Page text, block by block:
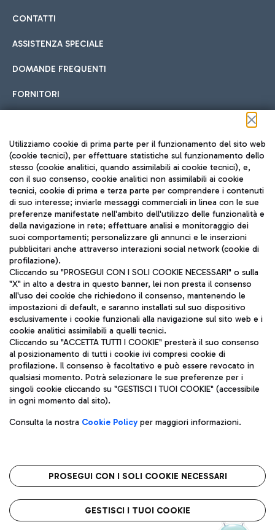
CONTATTI
ASSISTENZA SPECIALE
DOMANDE FREQUENTI
FORNITORI
Seguici sui social
TRAVEL JOURNAL
ITA
Aeroporti di Roma S.p.A. - Società soggetta a direzione e
coordinamento di Mundys S.p.A.
Codice fiscale e Registro delle Imprese di Roma 13032990155 P.
IVA 06572251004
Capitale sociale 62.224.743,00 int. vers.
Sede legale: Via Pier Paolo Racchetti 1 - 00054 Fiumicino (RM)
telefono +39 06 65951
Privacy policy
Note legali
Roma FCO
L'aeroporto stellato
Utilizziamo cookie di prima parte per il funzionamento del sito web
(cookie tecnici), per effettuare statistiche sul funzionamento dello
stesso (cookie analitici, quando assimilabili ai cookie tecnici), e,
con il suo consenso, cookie analitici non assimilabili ai cookie
tecnici, cookie di prima e terza parte per comprendere i contenuti
di suo interesse; inviarle messaggi commerciali in linea con le sue
preferenze manifestate nell'ambito dell'utilizzo delle funzionalità e
della navigazione in rete; effettuare analisi e monitoraggio dei
suoi comportamenti; personalizzare gli annunci e le inserzioni
pubblicitari anche attraverso interazioni social network (cookie di
profilazione).
Cliccando su "PROSEGUI CON I SOLI COOKIE NECESSARI" o sulla
"X" in alto a destra in questo banner, lei non presta il consenso
all'uso dei cookie che richiedono il consenso, mantenendo le
impostazioni di default, e saranno installati sul suo dispositivo
esclusivamente i cookie funzionali alla navigazione sul sito web e i
cookie analitici assimilabili a quelli tecnici.
Cliccando su "ACCETTA TUTTI I COOKIE" presterà il suo consenso
al posizionamento di tutti i cookie ivi compresi cookie di
profilazione. Il consenso è facoltativo e può essere revocato in
qualsiasi momento. Potrà selezionare le sue preferenze per i
singoli cookie cliccando su "GESTISCI I TUOI COOKIE" (accessibile
in ogni momento dal sito).
Consulta la nostra Cookie Policyper maggiori informazioni.
PROSEGUI CON I SOLI COOKIE NECESSARI
GESTISCI I TUOI COOKIE